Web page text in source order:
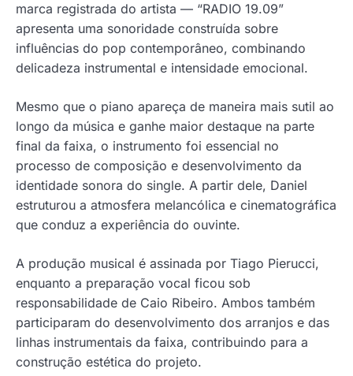
marca registrada do artista — “RADIO 19.09”
apresenta uma sonoridade construída sobre
influências do pop contemporâneo, combinando
delicadeza instrumental e intensidade emocional.
Mesmo que o piano apareça de maneira mais sutil ao
longo da música e ganhe maior destaque na parte
final da faixa, o instrumento foi essencial no
processo de composição e desenvolvimento da
identidade sonora do single. A partir dele, Daniel
estruturou a atmosfera melancólica e cinematográfica
que conduz a experiência do ouvinte.
A produção musical é assinada por Tiago Pierucci,
enquanto a preparação vocal ficou sob
responsabilidade de Caio Ribeiro. Ambos também
participaram do desenvolvimento dos arranjos e das
linhas instrumentais da faixa, contribuindo para a
construção estética do projeto.